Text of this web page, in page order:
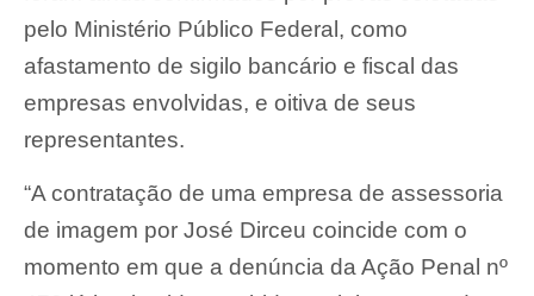
pelo Ministério Público Federal, como
afastamento de sigilo bancário e fiscal das
empresas envolvidas, e oitiva de seus
representantes.
“A contratação de uma empresa de assessoria
de imagem por José Dirceu coincide com o
momento em que a denúncia da Ação Penal nº